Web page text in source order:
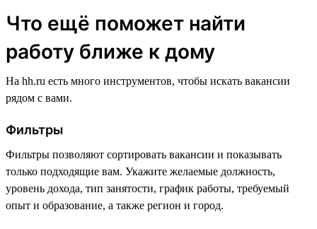
Что ещё поможет найти
работу ближе к дому
На hh.ru есть много инструментов, чтобы искать вакансии
рядом с вами.
Фильтры
Фильтры позволяют сортировать вакансии и показывать
только подходящие вам. Укажите желаемые должность,
уровень дохода, тип занятости, график работы, требуемый
опыт и образование, а также регион и город.